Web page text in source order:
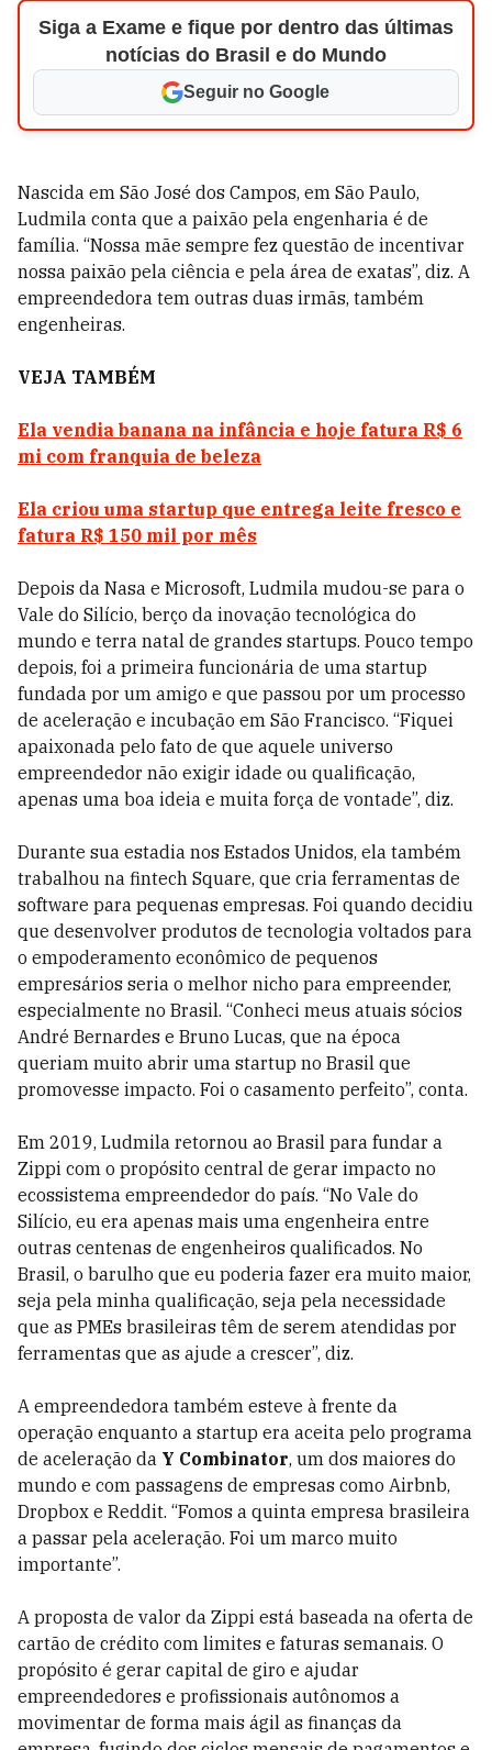
Siga a Exame e fique por dentro das últimas
notícias do Brasil e do Mundo
Seguir no Google
Nascida em São José dos Campos, em São Paulo,
Ludmila conta que a paixão pela engenharia é de
família. “Nossa mãe sempre fez questão de incentivar
nossa paixão pela ciência e pela área de exatas”, diz. A
empreendedora tem outras duas irmãs, também
engenheiras.
VEJA TAMBÉM
Ela vendia banana na infância e hoje fatura R$ 6
mi com franquia de beleza
Ela criou uma startup que entrega leite fresco e
fatura R$ 150 mil por mês
Depois da Nasa e Microsoft, Ludmila mudou-se para o
Vale do Silício, berço da inovação tecnológica do
mundo e terra natal de grandes startups. Pouco tempo
depois, foi a primeira funcionária de uma startup
fundada por um amigo e que passou por um processo
de aceleração e incubação em São Francisco. “Fiquei
apaixonada pelo fato de que aquele universo
empreendedor não exigir idade ou qualificação,
apenas uma boa ideia e muita força de vontade”, diz.
Durante sua estadia nos Estados Unidos, ela também
trabalhou na fintech Square, que cria ferramentas de
software para pequenas empresas. Foi quando decidiu
que desenvolver produtos de tecnologia voltados para
o empoderamento econômico de pequenos
empresários seria o melhor nicho para empreender,
especialmente no Brasil. “Conheci meus atuais sócios
André Bernardes e Bruno Lucas, que na época
queriam muito abrir uma startup no Brasil que
promovesse impacto. Foi o casamento perfeito”, conta.
Em 2019, Ludmila retornou ao Brasil para fundar a
Zippi com o propósito central de gerar impacto no
ecossistema empreendedor do país. “No Vale do
Silício, eu era apenas mais uma engenheira entre
outras centenas de engenheiros qualificados. No
Brasil, o barulho que eu poderia fazer era muito maior,
seja pela minha qualificação, seja pela necessidade
que as PMEs brasileiras têm de serem atendidas por
ferramentas que as ajude a crescer”, diz.
A empreendedora também esteve à frente da
operação enquanto a startup era aceita pelo programa
de aceleração da Y Combinator, um dos maiores do
mundo e com passagens de empresas como Airbnb,
Dropbox e Reddit. “Fomos a quinta empresa brasileira
a passar pela aceleração. Foi um marco muito
importante”.
A proposta de valor da Zippi está baseada na oferta de
cartão de crédito com limites e faturas semanais. O
propósito é gerar capital de giro e ajudar
empreendedores e profissionais autônomos a
movimentar de forma mais ágil as finanças da